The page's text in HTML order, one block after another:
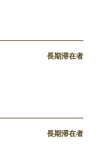
長期滞在者
長期滞在者